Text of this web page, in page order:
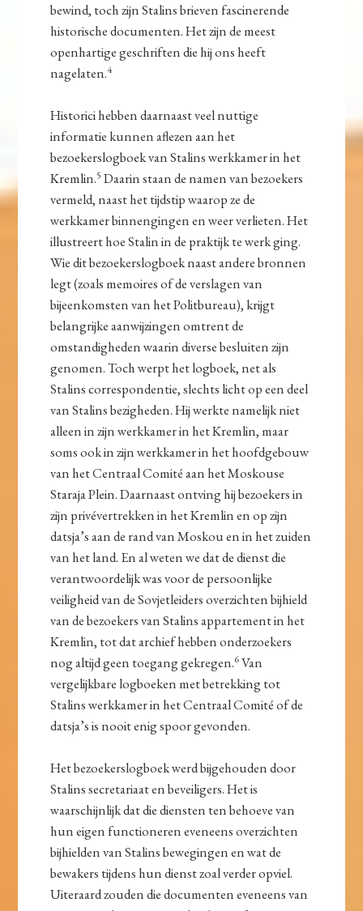
bewind, toch zijn Stalins brieven fascinerende
historische documenten. Het zijn de meest
openhartige geschriften die hij ons heeft
nagelaten.4
Historici hebben daarnaast veel nuttige
informatie kunnen aflezen aan het
bezoekerslogboek van Stalins werkkamer in het
Kremlin.5 Daarin staan de namen van bezoekers
vermeld, naast het tijdstip waarop ze de
werkkamer binnengingen en weer verlieten. Het
illustreert hoe Stalin in de praktijk te werk ging.
Wie dit bezoekerslogboek naast andere bronnen
legt (zoals memoires of de verslagen van
bijeenkomsten van het Politbureau), krijgt
belangrijke aanwijzingen omtrent de
omstandigheden waarin diverse besluiten zijn
genomen. Toch werpt het logboek, net als
Stalins correspondentie, slechts licht op een deel
van Stalins bezigheden. Hij werkte namelijk niet
alleen in zijn werkkamer in het Kremlin, maar
soms ook in zijn werkkamer in het hoofdgebouw
van het Centraal Comité aan het Moskouse
Staraja Plein. Daarnaast ontving hij bezoekers in
zijn privévertrekken in het Kremlin en op zijn
datsja’s aan de rand van Moskou en in het zuiden
van het land. En al weten we dat de dienst die
verantwoordelijk was voor de persoonlijke
veiligheid van de Sovjetleiders overzichten bijhield
van de bezoekers van Stalins appartement in het
Kremlin, tot dat archief hebben onderzoekers
nog altijd geen toegang gekregen.6Van
vergelijkbare logboeken met betrekking tot
Stalins werkkamer in het Centraal Comité of de
datsja’s is nooit enig spoor gevonden.
Het bezoekerslogboek werd bijgehouden door
Stalins secretariaat en beveiligers. Het is
waarschijnlijk dat die diensten ten behoeve van
hun eigen functioneren eveneens overzichten
bijhielden van Stalins bewegingen en wat de
bewakers tijdens hun dienst zoal verder opviel.
Uiteraard zouden die documenten eveneens van